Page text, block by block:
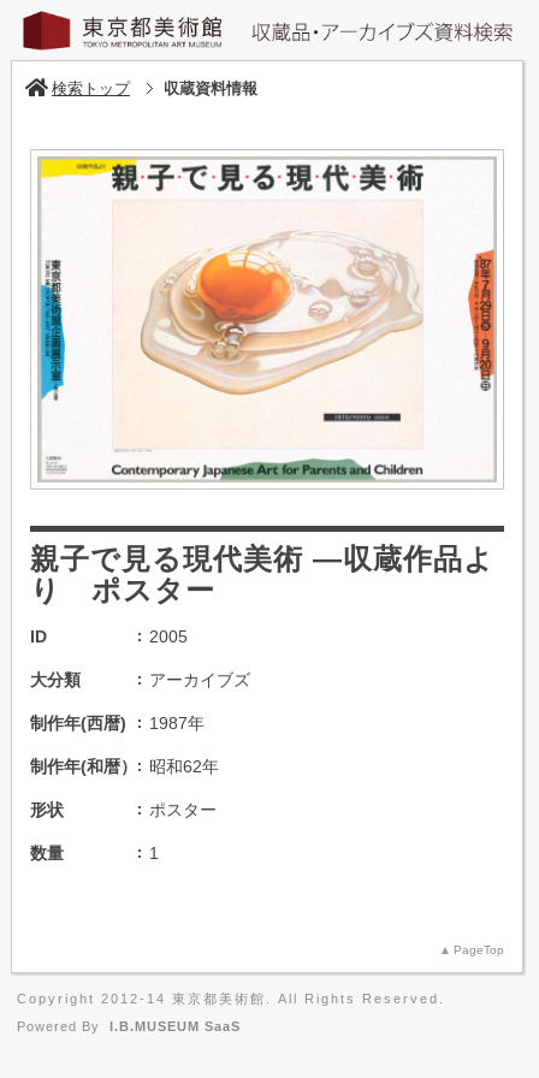
検索トップ 収蔵資料情報
親子で見る現代美術 ―収蔵作品よ
り ポスター
ID 2005
大分類 アーカイブズ
制作年(西暦) 1987年
制作年(和暦） 昭和62年
形状 ポスター
数量 1
PageTop
Copyright 2012-14 東京都美術館. All Rights Reserved.
Powered By
I.B.MUSEUM SaaS